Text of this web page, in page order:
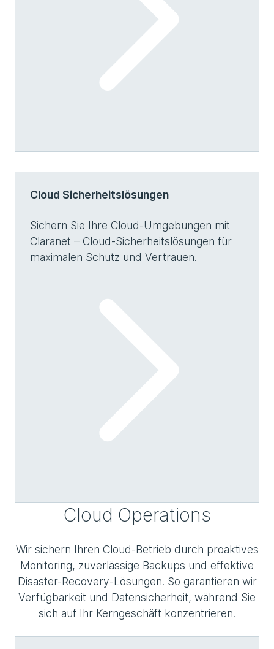
Cloud Sicherheitslösungen
Sichern Sie Ihre Cloud-Umgebungen mit
Claranet – Cloud-Sicherheitslösungen für
maximalen Schutz und Vertrauen.
Cloud Operations
Wir sichern Ihren Cloud-Betrieb durch proaktives
Monitoring, zuverlässige Backups und effektive
Disaster-Recovery-Lösungen. So garantieren wir
Verfügbarkeit und Datensicherheit, während Sie
sich auf Ihr Kerngeschäft konzentrieren.